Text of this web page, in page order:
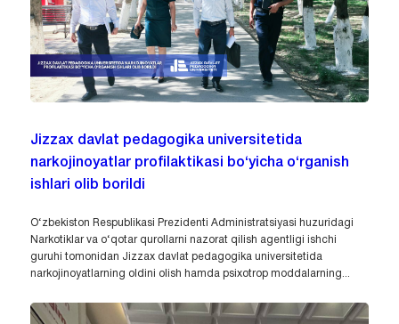
Jizzax davlat pedagogika universitetida
narkojinoyatlar profilaktikasi bo‘yicha o‘rganish
ishlari olib borildi
O‘zbekiston Respublikasi Prezidenti Administratsiyasi huzuridagi
Narkotiklar va o‘qotar qurollarni nazorat qilish agentligi ishchi
guruhi tomonidan Jizzax davlat pedagogika universitetida
narkojinoyatlarning oldini olish hamda psixotrop moddalarning...